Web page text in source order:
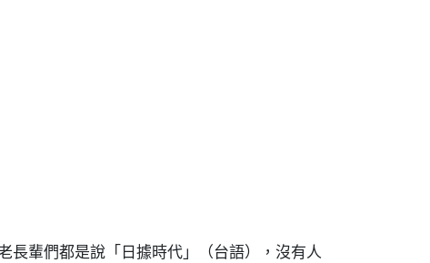
長輩們都是說「日據時代」（台語），沒有人